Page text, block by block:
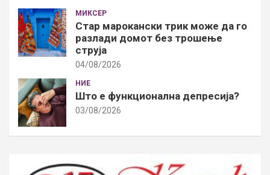
МИКСЕР
Стар марокански трик може да го
разлади домот без трошење
струја
04/08/2026
НИЕ
Што е функционална депресија?
03/08/2026